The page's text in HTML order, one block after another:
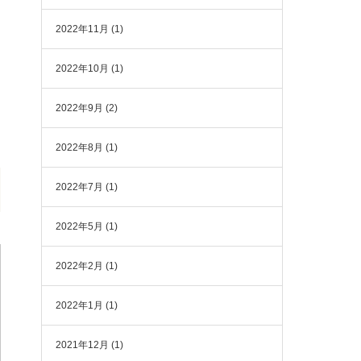
2022年11月 (1)
2022年10月 (1)
2022年9月 (2)
2022年8月 (1)
2022年7月 (1)
2022年5月 (1)
2022年2月 (1)
2022年1月 (1)
2021年12月 (1)